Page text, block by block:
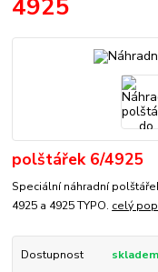
polštářek 6/4925
Speciální náhradní
4925 a 4925 TYPO. celý
Dostupnost